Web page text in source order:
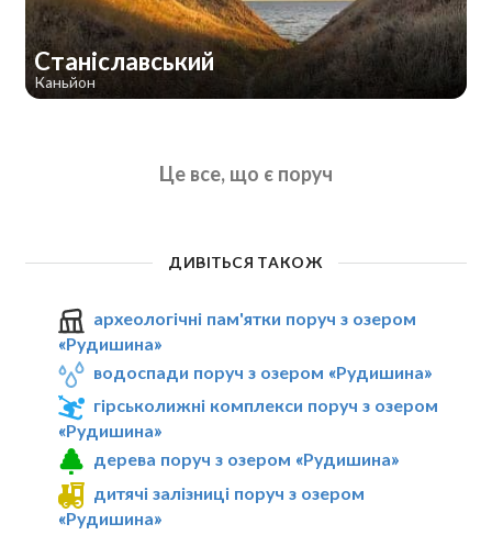
Станіславський
Каньйон
Це все, що є поруч
ДИВІТЬСЯ ТАКОЖ
археологічні пам'ятки поруч з озером
«Рудишина»
водоспади поруч з озером «Рудишина»
гірськолижні комплекси поруч з озером
«Рудишина»
дерева поруч з озером «Рудишина»
дитячі залізниці поруч з озером
«Рудишина»